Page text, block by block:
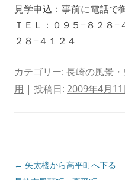
見学申込：事前に電話で
ＴＥＬ：０９５−８２８
２８−４１２４
カテゴリー: 長崎の風景・
用 | 投稿日: 2009年4月11
投
← 矢太楼から高平町へ下